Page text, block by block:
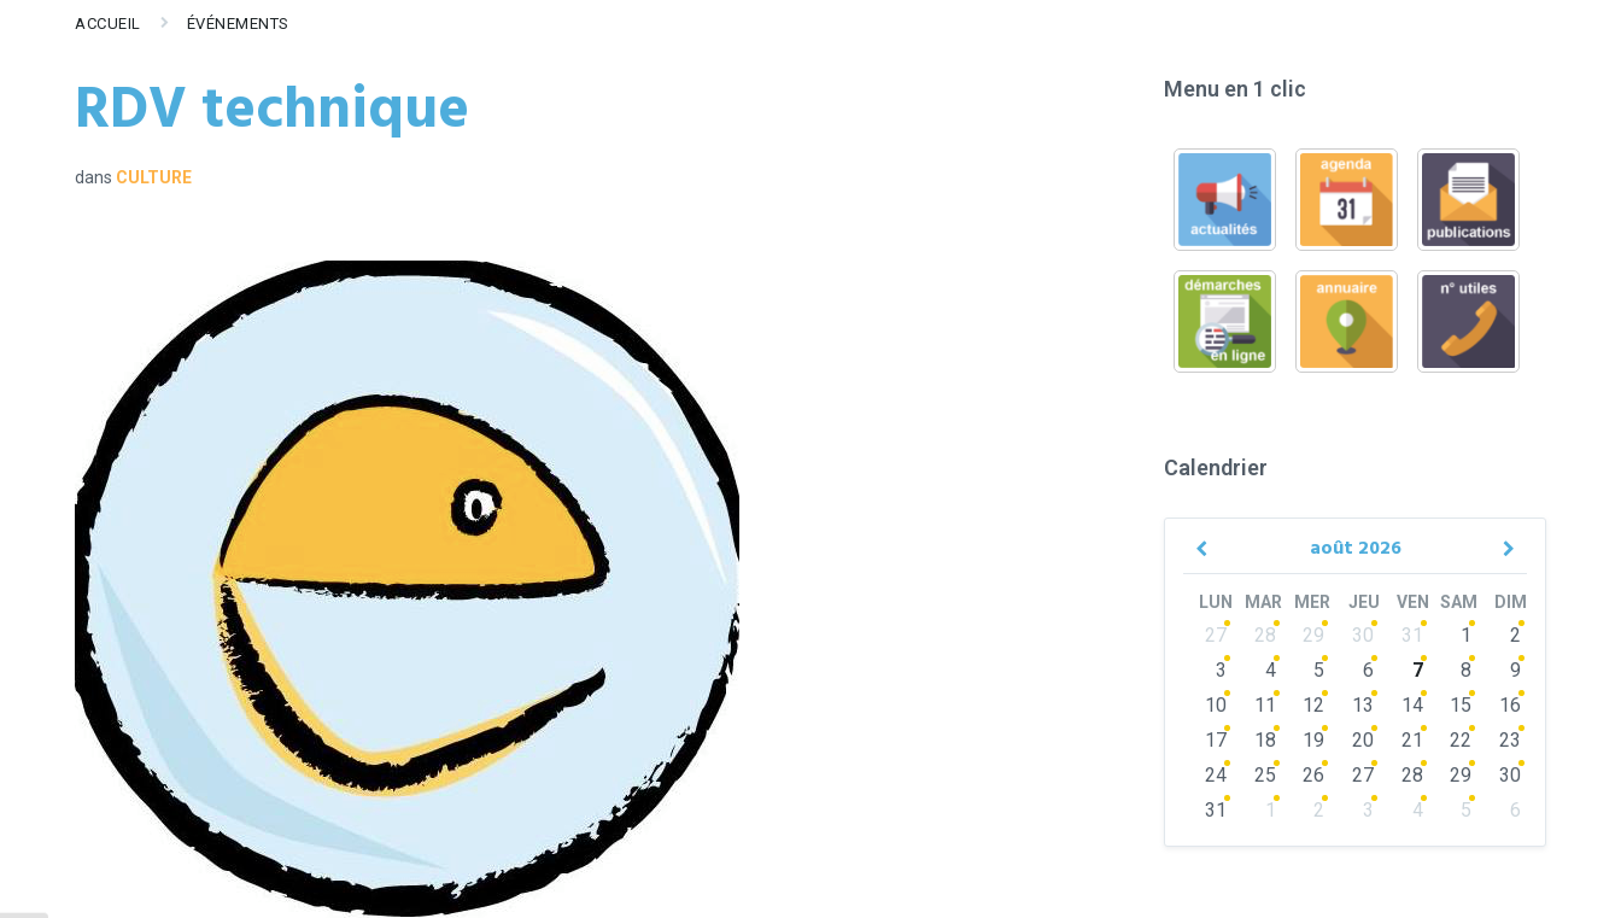
ACCUEIL ÉVÉNEMENTS
RDV technique
dans CULTURE
Menu en 1 clic
Calendrier
août 2026
Previous
Next
LUN MAR MER JEU VEN SAM DIM
Skip
calendar
days
27 28 29 30 31 1
2
3
4 5 6 7 8
9
10
11 12 13 14 15
16
17
18 19 20 21 22
23
24
25 26 27 28 29
30
31
1 2 3 4 5
6